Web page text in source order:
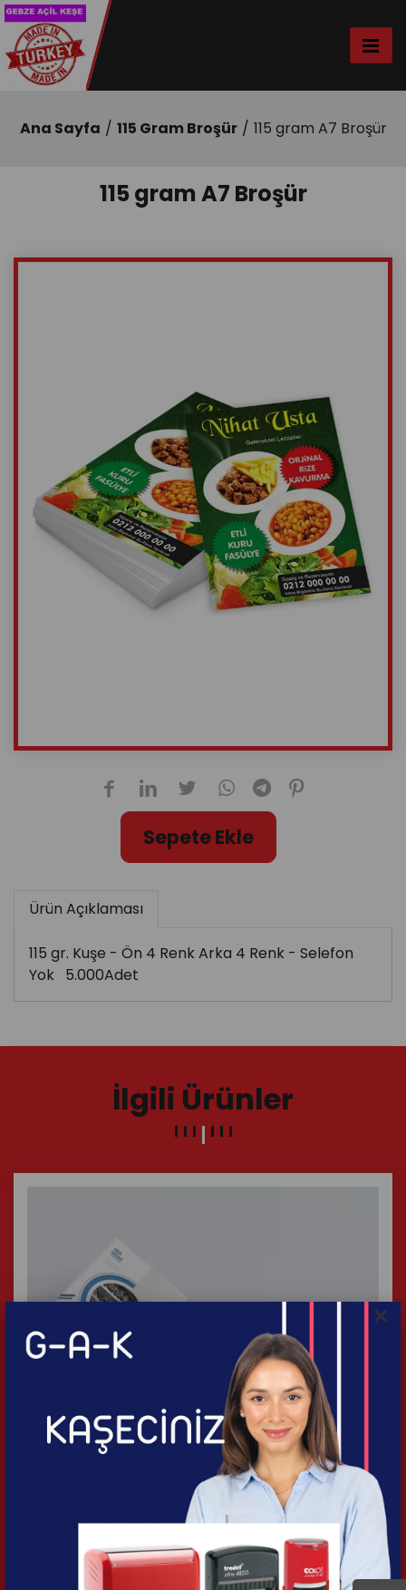
×
Ana Sayfa 115 Gram Broşür 115 gram A7 Broşür
115 gram A7 Broşür
Sepete Ekle
Ürün Açıklaması
115 gr. Kuşe - Ön 4 Renk Arka 4 Renk - Selefon
Yok 5.000Adet
İlgili Ürünler
115 gram A3 Broşür